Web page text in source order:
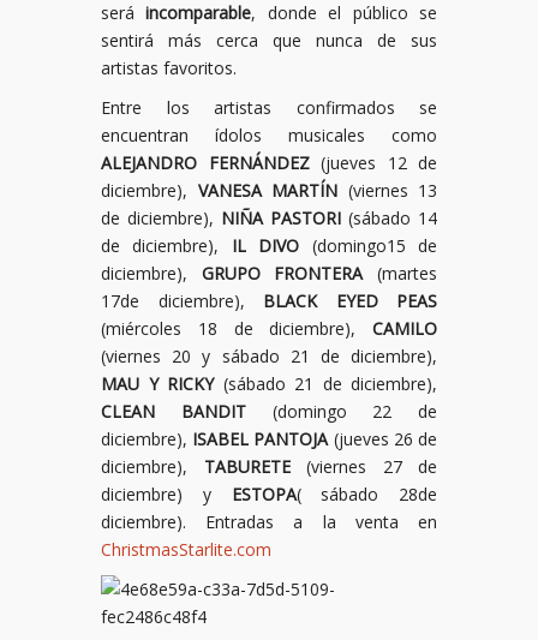
seráincomparable, donde el público se
sentirá más cerca que nunca de sus
artistas favoritos.
Entre los artistas confirmados se
encuentran ídolos musicales como
ALEJANDRO FERNÁNDEZ(jueves 12 de
diciembre), VANESA MARTÍN (viernes 13
de diciembre), NIÑA PASTORI (sábado 14
de diciembre), IL DIVO (domingo15 de
diciembre), GRUPO FRONTERA(martes
17de diciembre), BLACK EYED PEAS
(miércoles 18 de diciembre), CAMILO
(viernes 20 y sábado 21 de diciembre),
MAU Y RICKY(sábado 21 de diciembre),
CLEAN BANDIT(domingo 22 de
diciembre), ISABEL PANTOJA(jueves 26 de
diciembre), TABURETE(viernes 27 de
diciembre) y ESTOPA( sábado 28de
diciembre). Entradas a la venta en
ChristmasStarlite.com